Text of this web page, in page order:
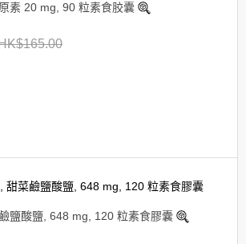
素 20 mg, 90 粒素食胶囊
鹽酸鹽, 648 mg, 120 粒素食膠囊